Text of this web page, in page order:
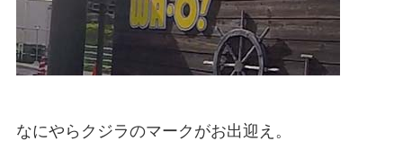
なにやらクジラのマークがお出迎え。